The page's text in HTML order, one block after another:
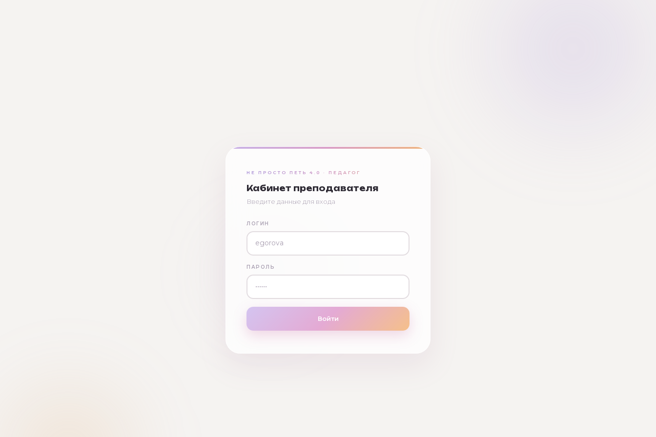
НЕ ПРОСТО ПЕТЬ 4.0 · ПЕДАГОГ
Кабинет преподавателя
Введите данные для входа
ЛОГИН
ПАРОЛЬ
Войти